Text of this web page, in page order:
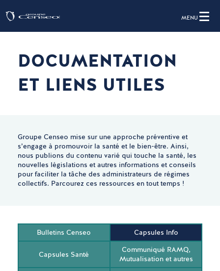
MENU
DOCUMENTATION
ET LIENS UTILES
Groupe Censeo mise sur une approche préventive et
s’engage à promouvoir la santé et le bien-être. Ainsi,
nous publions du contenu varié qui touche la santé, les
nouvelles législations et autres informations et conseils
pour faciliter la tâche des administrateurs de régimes
collectifs. Parcourez ces ressources en tout temps !
Bulletins Censeo Capsules Info
Capsules Santé
Communiqué RAMQ,
Mutualisation et autres